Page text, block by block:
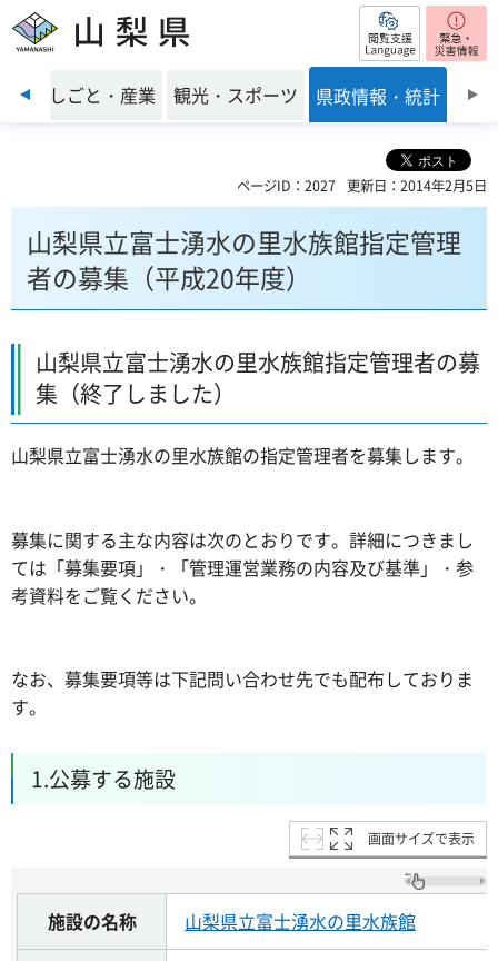
山梨県 閲覧支援
前のスライドを表示
境 しごと・産業 観光・スポーツ 県政情報・統計
ページID：2027 更新日：2014年2月5日
山梨県立富士湧水の里水族館指定管理
者の募集（平成20年度）
山梨県立富士湧水の里水族館指定管理者の募
集（終了しました）
山梨県立富士湧水の里水族館の指定管理者を募集します。
募集に関する主な内容は次のとおりです。詳細につきまし
ては「募集要項」・「管理運営業務の内容及び基準」・参
考資料をご覧ください。
なお、募集要項等は下記問い合わせ先でも配布しておりま
す。
1.公募する施設
画面サイズで表示
施設の名称 山梨県立富士湧水の里水族館